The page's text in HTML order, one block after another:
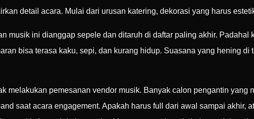
detail acara. Mulai dari urusan katering, dekorasi yang harus
musik ini dianggap sepele dan ditaruh di daftar paling akhir. Padahal
bisa terasa kaku, sepi, dan kurang hidup. Suasana yang hening di
melakukan pemesanan vendor musik. Banyak calon pengantin yang
saat acara engagement. Apakah harus full dari awal sampai akhir,